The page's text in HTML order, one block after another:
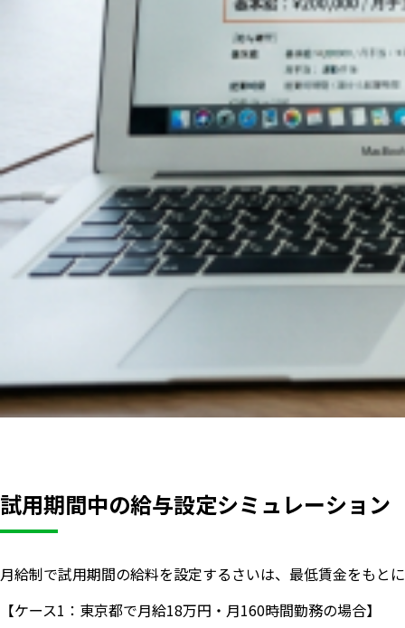
試用期間中の給与設定シミュレーション
月給制で試用期間の給料を設定するさいは、最低賃金をもと
【ケース1：東京都で月給18万円・月160時間勤務の場合】